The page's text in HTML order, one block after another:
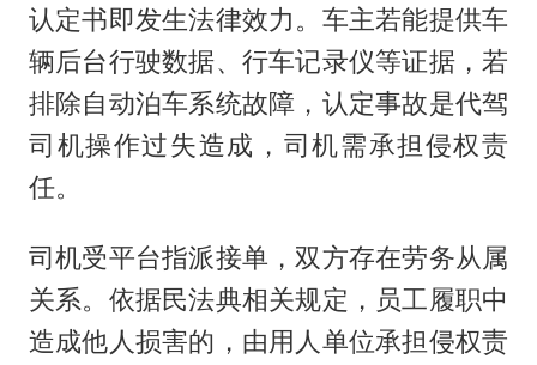
认定书即发生法律效力。车主若能提供车
辆后台行驶数据、行车记录仪等证据，若
排除自动泊车系统故障，认定事故是代驾
司机操作过失造成，司机需承担侵权责
任。
司机受平台指派接单，双方存在劳务从属
关系。依据民法典相关规定，员工履职中
造成他人损害的，由用人单位承担侵权责